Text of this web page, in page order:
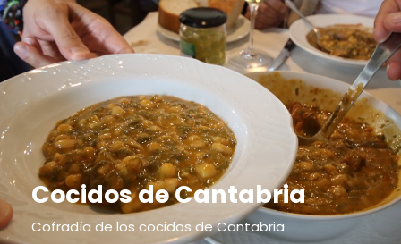
Cocidos de Cantabria
Cofradía de los cocidos de Cantabria